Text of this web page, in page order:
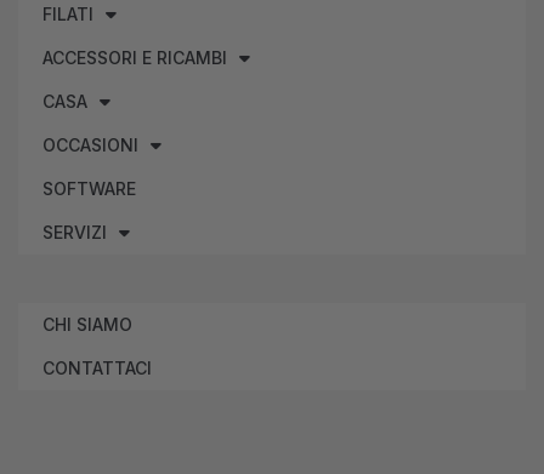
FILATI
ACCESSORI E RICAMBI
CASA
OCCASIONI
SOFTWARE
SERVIZI
CHI SIAMO
CONTATTACI